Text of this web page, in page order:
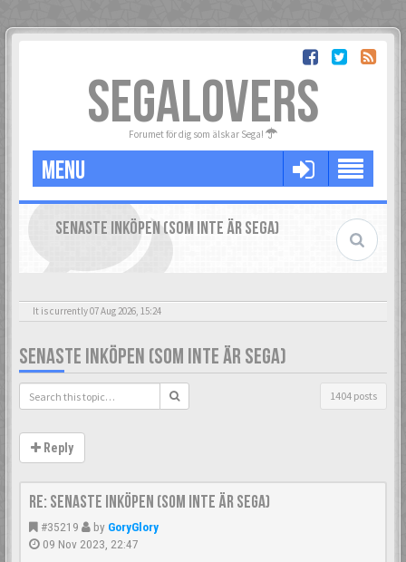
SEGALOVERS
Forumet för dig som älskar Sega!
MENU
SENASTE INKÖPEN (SOM INTE ÄR SEGA)
It is currently 07 Aug 2026, 15:24
SENASTE INKÖPEN (SOM INTE ÄR SEGA)
1404 posts
Reply
Re: Senaste inköpen (som inte är Sega)
#35219 by GoryGlory
09 Nov 2023, 22:47